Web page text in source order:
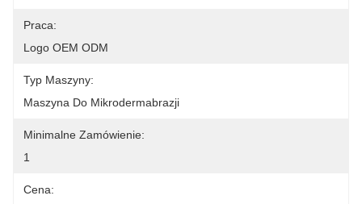
Praca:
Logo OEM ODM
Typ Maszyny:
Maszyna Do Mikrodermabrazji
Minimalne Zamówienie:
1
Cena: